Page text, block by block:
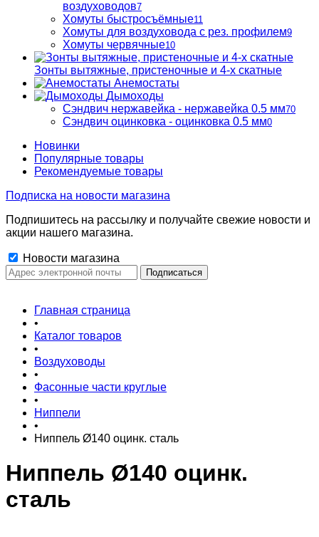
воздуховодов7
Хомуты быстросъёмные11
Хомуты для воздуховода с рез. профилем9
Хомуты червячные10
Зонты вытяжные, пристеночные и 4-х скатные
Анемостаты
Дымоходы
Сэндвич нержавейка - нержавейка 0.5 мм70
Сэндвич оцинковка - оцинковка 0.5 мм0
Новинки
Популярные товары
Рекомендуемые товары
Подписка на новости магазина
Подпишитесь на рассылку и получайте свежие новости и
акции нашего магазина.
Новости магазина
Главная страница
•
Каталог товаров
•
Воздуховоды
•
Фасонные части круглые
•
Ниппели
•
Ниппель Ø140 оцинк. сталь
Ниппель Ø140 оцинк.
сталь